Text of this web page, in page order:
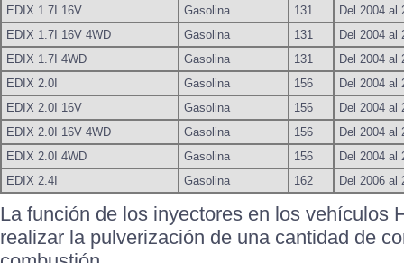
EDIX 1.7I 16V
Gasolina 131
Del 2004 al
EDIX 1.7I 16V 4WD
Gasolina 131
Del 2004 al
EDIX 1.7I 4WD
Gasolina 131
Del 2004 al
EDIX 2.0I
Gasolina 156
Del 2004 al
EDIX 2.0I 16V
Gasolina 156
Del 2004 al
EDIX 2.0I 16V 4WD
Gasolina 156
Del 2004 al
EDIX 2.0I 4WD
Gasolina 156
Del 2004 al
EDIX 2.4I
Gasolina 162 Del 2006 al
La función de los inyectores en los vehículos
realizar la pulverización de una cantidad de